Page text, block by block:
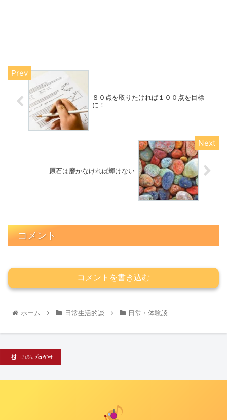
８０点を取りたければ１００点を目標
に！
原石は磨かなければ輝けない
コメント
コメントを書き込む
ホーム 日常生活的談 日常・体験談